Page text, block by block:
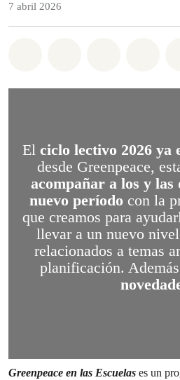
7 abril 2026
El ciclo lectivo 2026 ya
desde Greenpeace,
acompañar a los y las
nuevo período con la
que creamos para
llevar a un nuevo
relacionados a temas
planificación.
Greenpeace en las Escuelas es un